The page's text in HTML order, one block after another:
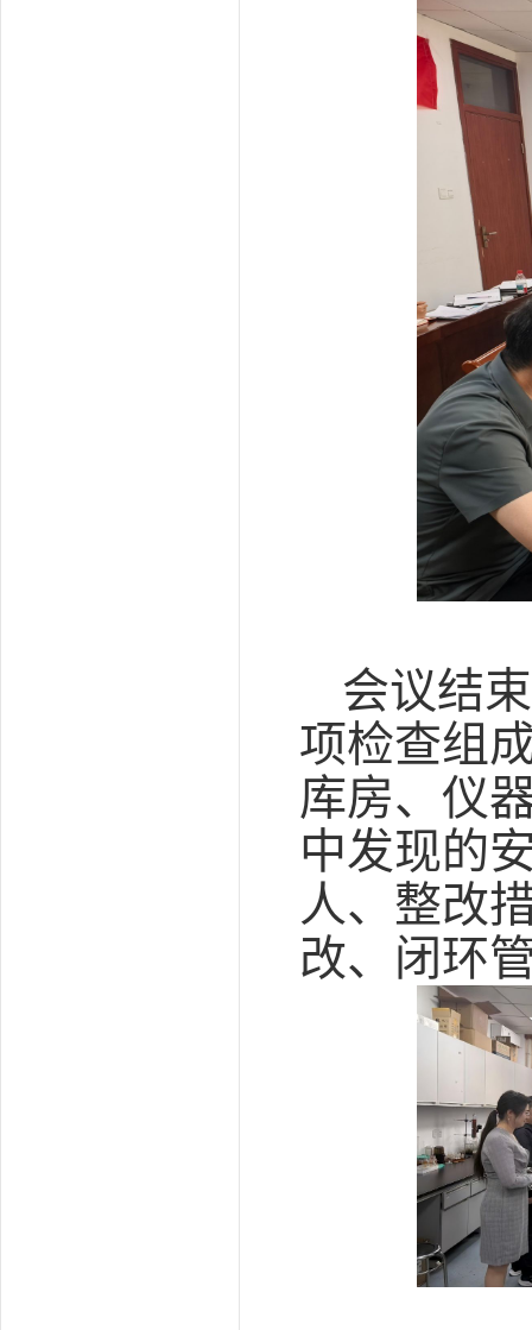
会议结
项检查组
库房、仪
中发现的
人、整改
改、闭环